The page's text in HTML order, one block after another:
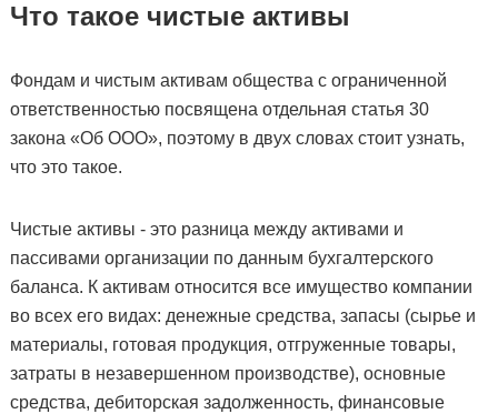
Что такое чистые активы
Фондам и чистым активам общества с ограниченной
ответственностью посвящена отдельная статья 30
закона «Об ООО», поэтому в двух словах стоит узнать,
что это такое.
Чистые активы - это разница между активами и
пассивами организации по данным бухгалтерского
баланса. К активам относится все имущество компании
во всех его видах: денежные средства, запасы (сырье и
материалы, готовая продукция, отгруженные товары,
затраты в незавершенном производстве), основные
средства, дебиторская задолженность, финансовые